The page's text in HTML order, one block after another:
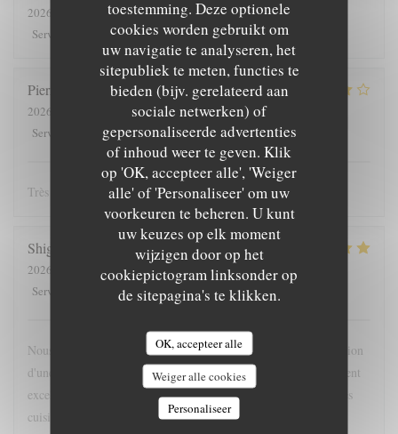
toestemming. Deze optionele
cookies worden gebruikt om
uw navigatie te analyseren, het
sitepubliek te meten, functies te
bieden (bijv. gerelateerd aan
sociale netwerken) of
gepersonaliseerde advertenties
of inhoud weer te geven. Klik
op 'OK, accepteer alle', 'Weiger
alle' of 'Personaliseer' om uw
voorkeuren te beheren. U kunt
uw keuzes op elk moment
wijzigen door op het
cookiepictogram linksonder op
de sitepagina's te klikken.
OK, accepteer alle
Weiger alle cookies
Personaliseer
2026-08-03
- 19:00 - Gasten 10
Service
Atmosfeer:5 /5 Keuken :4/5 Kwaliteit / Prijs
Pierre
2026-08-06
- 20:00 - Gasten 2
Service
Atmosfeer: 4/5 Keuken: 4/5 Kwaliteit / Prijs
Très belle expérience, nous reviendrons !
Shige
2026-07-21
- 20:30 - Gasten 4
Service
Atmosfeer:5/5 Keuken :5 /5 Kwaliteit / Prijs
Nous'y sommes allées pour la première fois sur la recommandation
d'une amie du coin. Comme prévu, le service et l'ambiance étaient
excellents et très agréables. Les gens sont tous sympas, même les
cuisiniers qui sont dans la cuisine! La cuisine était également